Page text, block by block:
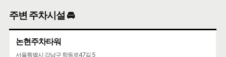
주변 주차시설 🚘
논현주차타워
서울특별시 강남구 학동로47길 5